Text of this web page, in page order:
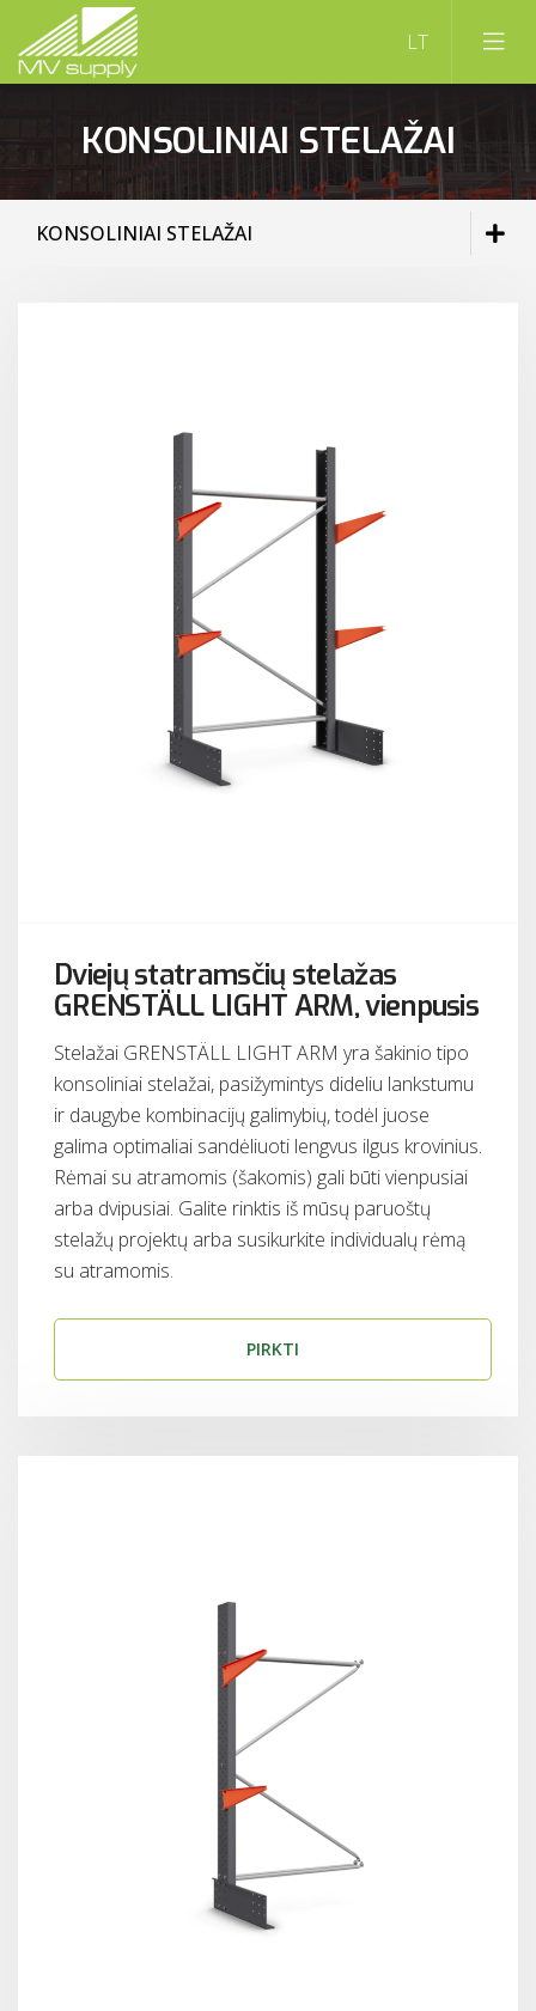
KONSOLINIAI STELAŽAI
KONSOLINIAI STELAŽAI
APSAUGA IR SAUGUMAS
Dviejų statramsčių stelažas
GRENSTÄLL LIGHT ARM, vienpusis
Stelažai GRENSTÄLL LIGHT ARM yra šakinio tipo
konsoliniai stelažai, pasižymintys dideliu lankstumu
ir daugybe kombinacijų galimybių, todėl juose
galima optimaliai sandėliuoti lengvus ilgus krovinius.
Rėmai su atramomis (šakomis) gali būti vienpusiai
arba dvipusiai. Galite rinktis iš mūsų paruoštų
stelažų projektų arba susikurkite individualų rėmą
su atramomis.
PIRKTI